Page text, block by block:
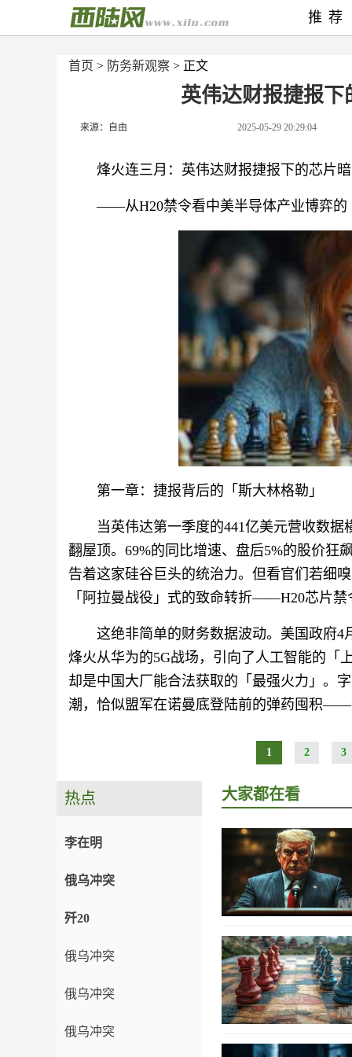
首页 > 防务新观察 > 正文
英伟达财报捷报
来源：自由 2025-05-29 20:29:04
烽火连三月：英伟达财报捷报下的芯片
——从H20禁令看中美半导体产业博弈的
第一章：捷报背后的「斯大林格勒」
当英伟达第一季度的441亿美元营收数
翻屋顶。69%的同比增速、盘后5%的股价狂
告着这家硅谷巨头的统治力。但看官们若细
「阿拉曼战役」式的致命转折——H20芯片
这绝非简单的财务数据波动。美国政府
烽火从华为的5G战场，引向了人工智能的「
却是中国大厂能合法获取的「最强火力」。
潮，恰似盟军在诺曼底登陆前的弹药囤积
1 2 3
推荐
热点
李在明
俄乌冲突
歼20
俄乌冲突
俄乌冲突
俄乌冲突
大家都在看